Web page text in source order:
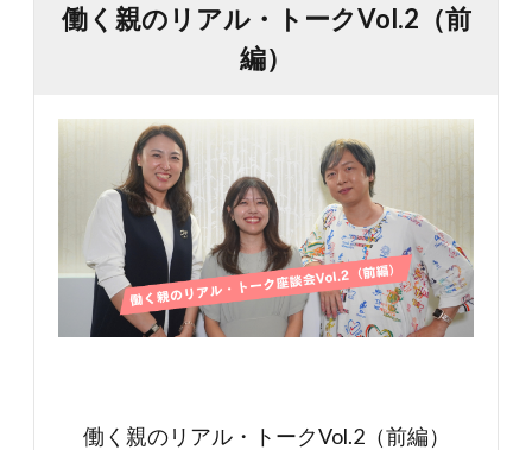
働く親のリアル・トークVol.2（前
編）
働く親のリアル・トークVol.2（前編）